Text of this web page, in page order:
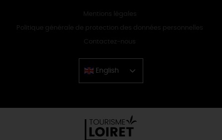
Mentions légales
Politique générale de protection des données personnelles
Contactez-nous
English
Chinese